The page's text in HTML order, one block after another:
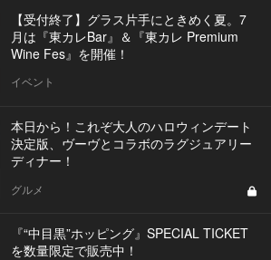
【受付終了】グラス片手にときめく夏。7
月は『東カレBar』＆『東カレ Premium
Wine Fes』を開催！
イベント
本日から！これぞ大人のハロウィンデート
決定版、ヴーヴとコラボのラグジュアリー
ディナー！
グルメ
『“中目黒”ホッピング』SPECIAL TICKET
を数量限定で販売中！